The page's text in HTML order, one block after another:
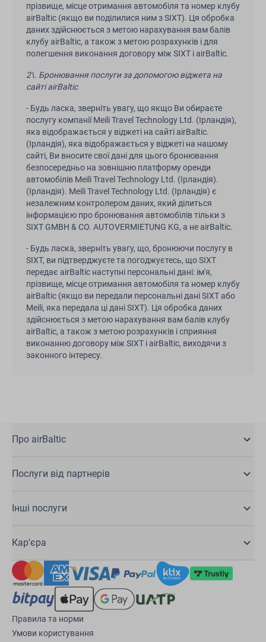
прізвище, місце отримання автомобіля та номер клубу
airBaltic (якщо ви поділилися ним з SIXT). Ця обробка
даних здійснюється з метою нарахування вам балів
клубу airBaltic, а також з метою розрахунків і для
полегшення виконання договору між SIXT і airBaltic.
2\. Бронювання послуги за допомогою віджета на
сайті airBaltic
- Будь ласка, зверніть увагу, що якщо Ви обираєте
послугу компанії Meili Travel Technology Ltd. (Ірландія),
яка відображається у віджеті на сайті airBaltic.
(Ірландія), яка відображається у віджеті на нашому
сайті, Ви вносите свої дані для цього бронювання
безпосередньо на зовнішню платформу оренди
автомобілів Meili Travel Technology Ltd. (Ірландія).
(Ірландія). Meili Travel Technology Ltd. (Ірландія) є
незалежним контролером даних, який ділиться
інформацією про бронювання автомобілів тільки з
SIXT GMBH & CO. AUTOVERMIETUNG KG, а не airBaltic.
- Будь ласка, зверніть увагу, що, бронюючи послугу в
SIXT, ви підтверджуєте та погоджуєтесь, що SIXT
передає airBaltic наступні персональні дані: ім'я,
прізвище, місце отримання автомобіля та номер клубу
airBaltic (якщо ви передали персональні дані SIXT або
Meili, яка передала ці дані SIXT). Ця обробка даних
здійснюється з метою нарахування вам балів клубу
airBaltic, а також з метою розрахунків і сприяння
виконанню договору між SIXT і airBaltic, виходячи з
законного інтересу.
Про airBaltic
Послуги від партнерів
Інші послуги
Кар'єра
Правила та норми
Умови користування